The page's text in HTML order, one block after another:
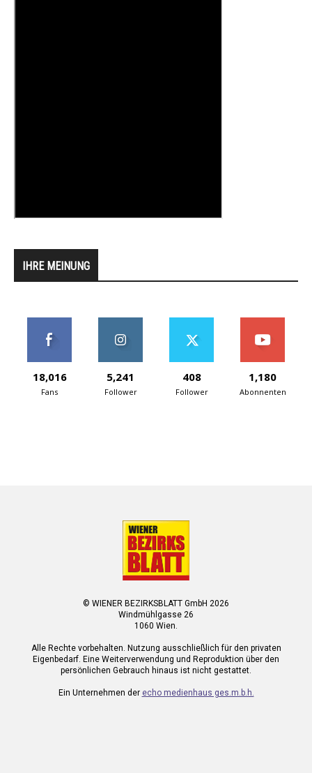
IHRE MEINUNG
18,016
Fans
5,241
Follower
408
Follower
1,180
Abonnenten
© WIENER BEZIRKSBLATT GmbH 2026
Windmühlgasse 26
1060 Wien.
Alle Rechte vorbehalten. Nutzung ausschließlich für den privaten
Eigenbedarf. Eine Weiterverwendung und Reproduktion über den
persönlichen Gebrauch hinaus ist nicht gestattet.
Ein Unternehmen der echo medienhaus ges.m.b.h.